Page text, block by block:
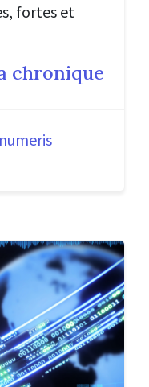
fortes et
chronique